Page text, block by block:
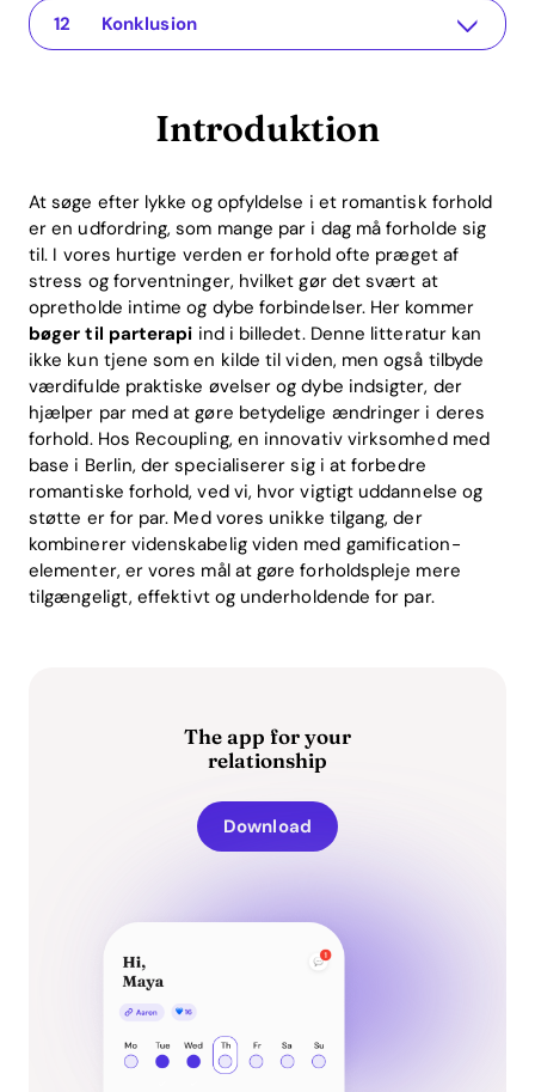
Introduktion
The app for your relationship
Hvorfor bøger til parterapi?
Top bøger til parterapi
Sådan bruger man bøger effektivt
ROI-fordelene ved parterapi
Sådan hjælper Recoupling-appen
Ofte stillede spørgsmål
Hvad er fordelene ved at bruge bøger til parterapi?
Hvor ofte skal par læse bøger til terapi?
Kan Recoupling-appen erstatte bøger til parterapi?
Konklusion
Introduktion
At søge efter lykke og opfyldelse i et romantisk forhold
er en udfordring, som mange par i dag må forholde sig
til. I vores hurtige verden er forhold ofte præget af
stress og forventninger, hvilket gør det svært at
opretholde intime og dybe forbindelser. Her kommer
bøger til parterapi ind i billedet. Denne litteratur kan
ikke kun tjene som en kilde til viden, men også tilbyde
værdifulde praktiske øvelser og dybe indsigter, der
hjælper par med at gøre betydelige ændringer i deres
forhold. Hos Recoupling, en innovativ virksomhed med
base i Berlin, der specialiserer sig i at forbedre
romantiske forhold, ved vi, hvor vigtigt uddannelse og
støtte er for par. Med vores unikke tilgang, der
kombinerer videnskabelig viden med gamification-
elementer, er vores mål at gøre forholdspleje mere
tilgængeligt, effektivt og underholdende for par.
The app for your
relationship
Download